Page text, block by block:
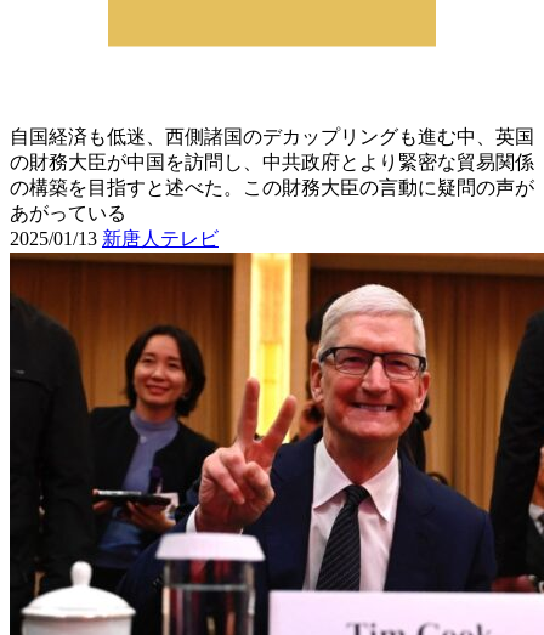
自国経済も低迷、西側諸国のデカップリングも進む中、英国
の財務大臣が中国を訪問し、中共政府とより緊密な貿易関係
の構築を目指すと述べた。この財務大臣の言動に疑問の声が
あがっている
2025/01/13 新唐人テレビ